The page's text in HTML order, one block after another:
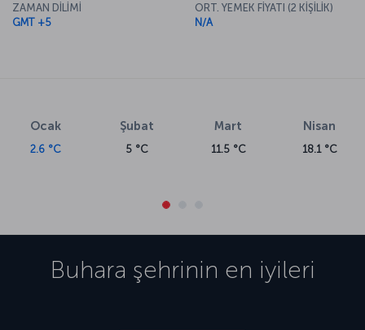
ZAMAN DİLİMİ
GMT +5
ORT. YEMEK FİYATI (2 KİŞİLİK)
N/A
Ocak
2.6 °C
Şubat
5 °C
Mart
11.5 °C
Nisan
18.1 °C
Buhara şehrinin en iyileri